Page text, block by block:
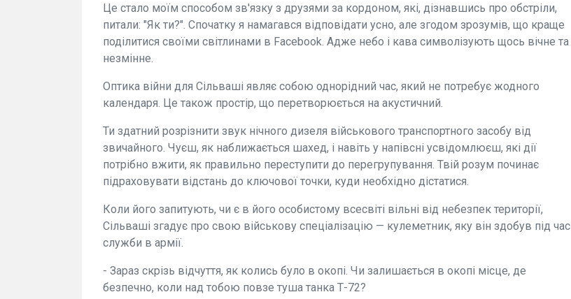
Це стало моїм способом зв'язку з друзями за кордоном, які, дізнавшись про обстріли,
питали: "Як ти?". Спочатку я намагався відповідати усно, але згодом зрозумів, що краще
поділитися своїми світлинами в Facebook. Адже небо і кава символізують щось вічне та
незмінне.
Оптика війни для Сільваші являє собою однорідний час, який не потребує жодного
календаря. Це також простір, що перетворюється на акустичний.
Ти здатний розрізнити звук нічного дизеля військового транспортного засобу від
звичайного. Чуєш, як наближається шахед, і навіть у напівсні усвідомлюєш, які дії
потрібно вжити, як правильно переступити до перегрупування. Твій розум починає
підраховувати відстань до ключової точки, куди необхідно дістатися.
Коли його запитують, чи є в його особистому всесвіті вільні від небезпек території,
Сільваші згадує про свою військову спеціалізацію — кулеметник, яку він здобув під час
служби в армії.
- Зараз скрізь відчуття, як колись було в окопі. Чи залишається в окопі місце, де
безпечно, коли над тобою повзе туша танка Т-72?